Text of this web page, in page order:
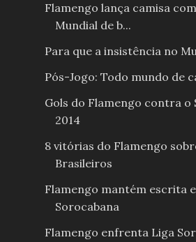
Flamengo lança camisa
Mundial de b...
Para que a insistência no
Pós-Jogo: Todo mundo de
Gols do Flamengo contra
2014
8 vitórias do Flamengo
Brasileiros
Flamengo mantém escrita
Sorocabana
Flamengo enfrenta Liga